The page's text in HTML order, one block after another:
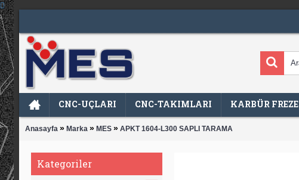
CNC-UÇLARI CNC-TAKIMLARI KARBÜR FREZE
Anasayfa » Marka » MES » APKT 1604-L300 SAPLI TARAMA
Kategoriler